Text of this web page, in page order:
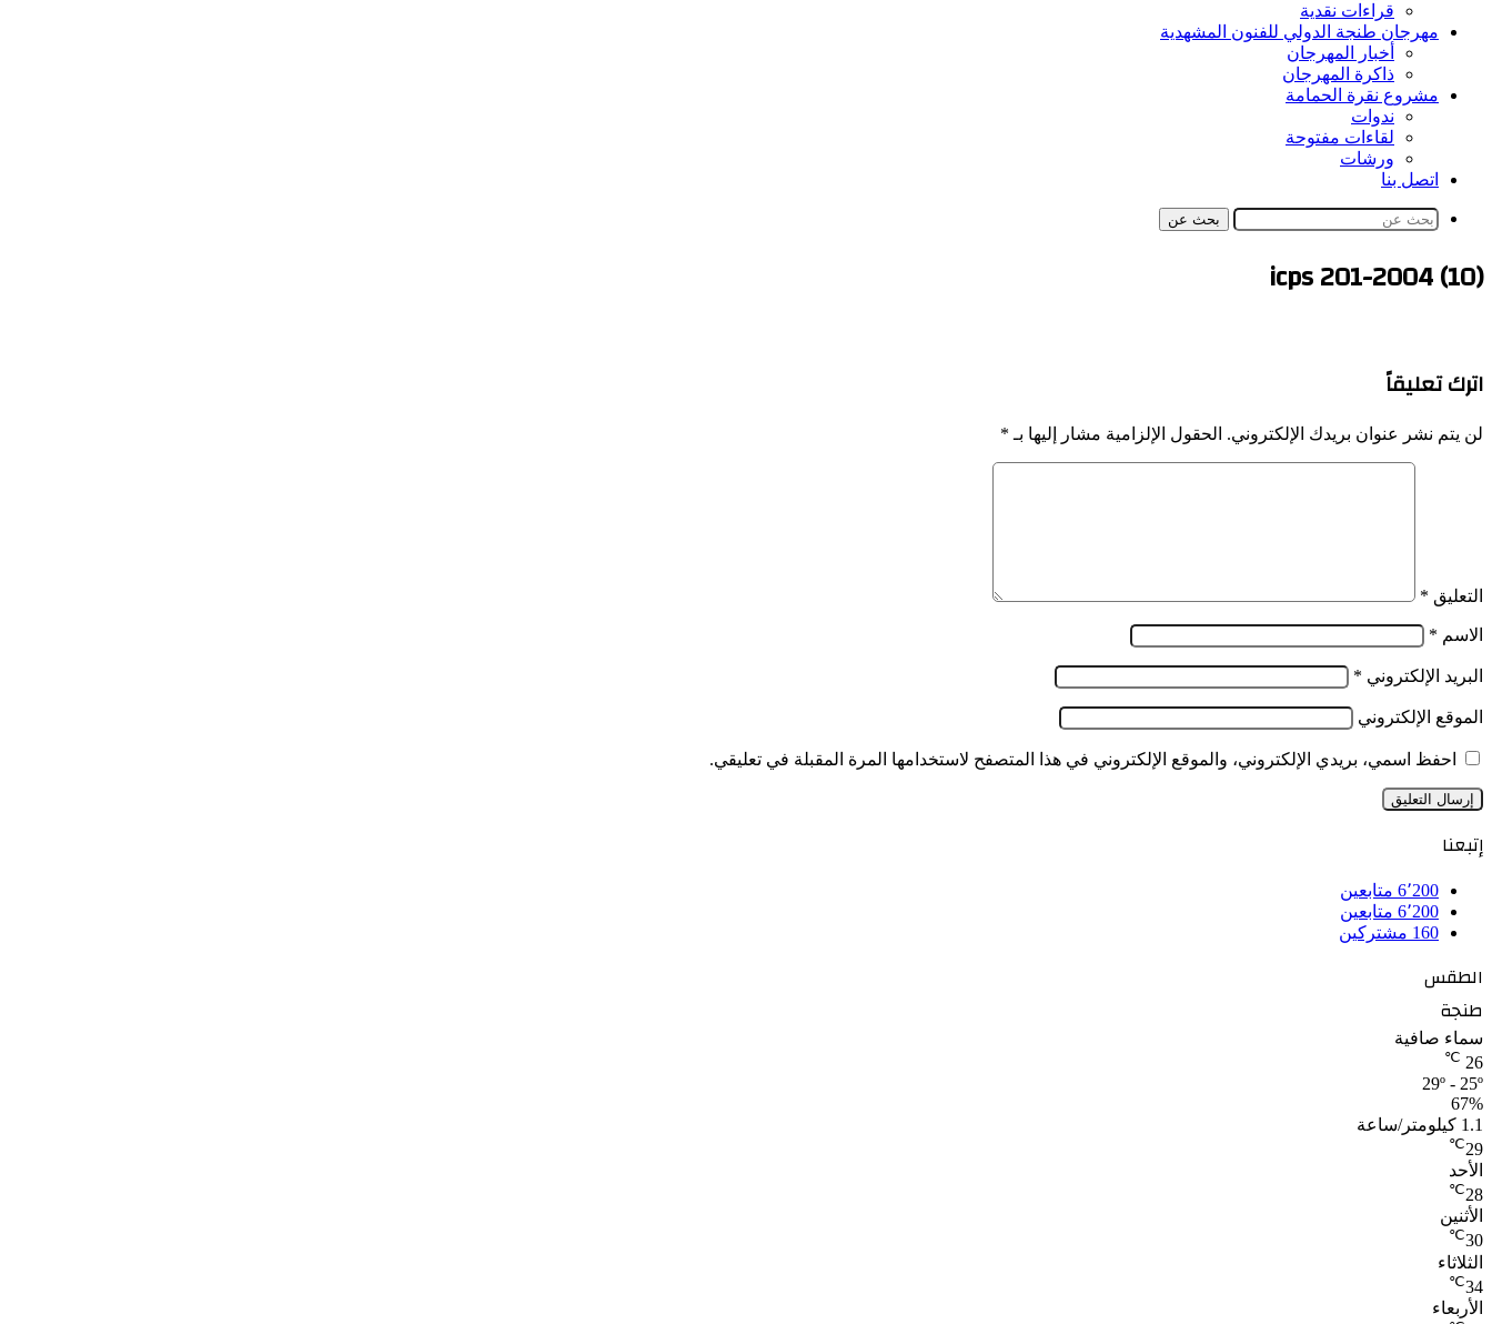
قراءات نقدية
مهرجان طنجة الدولي للفنون المشهدية
أخبار المهرجان
ذاكرة المهرجان
مشروع نقرة الحمامة
ندوات
لقاءات مفتوحة
ورشات
اتصل بنا
بحث عن
icps 201-2004 (10)
اترك تعليقاً
لن يتم نشر عنوان بريدك الإلكتروني. الحقول الإلزامية مشار إليها بـ *
التعليق *
الاسم *
البريد الإلكتروني *
الموقع الإلكتروني
احفظ اسمي، بريدي الإلكتروني، والموقع الإلكتروني في هذا المتصفح لاستخدامها المرة المقبلة في تعليقي.
إتبعنا
6٬200 متابعين
6٬200 متابعين
160 مشتركين
الطقس
طنجة
سماء صافية
26
℃
29º - 25º
67%
1.1 كيلومتر/ساعة
29
℃
الأحد
28
℃
الأثنين
30
℃
الثلاثاء
34
℃
الأربعاء